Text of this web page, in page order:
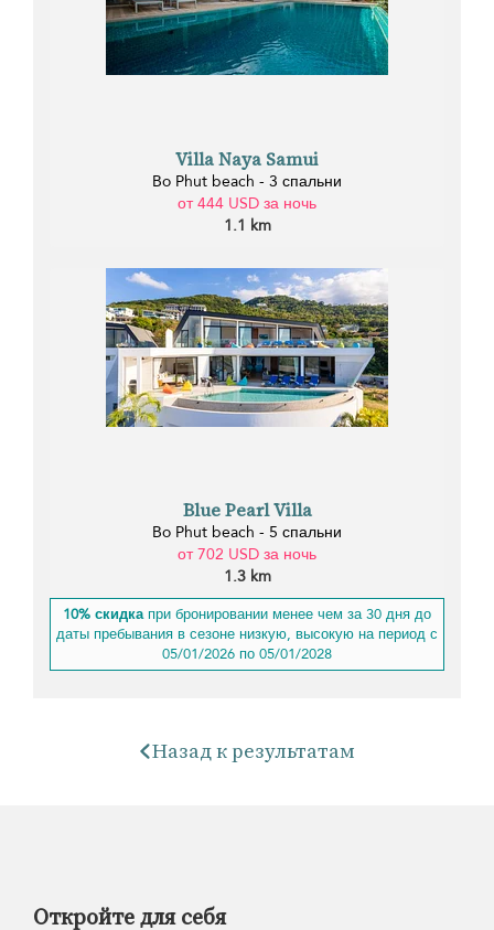
Villa Naya Samui
Bo Phut beach - 3 спальни
от 444 USD за ночь
1.1 km
Blue Pearl Villa
Bo Phut beach - 5 спальни
от 702 USD за ночь
1.3 km
10% скидкапри бронировании менее чем за 30 дня до
даты пребывания в сезоне низкую, высокую на период с
05/01/2026 по 05/01/2028
Назад к результатам
Откройте для себя